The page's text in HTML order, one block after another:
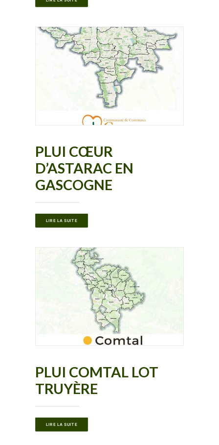
PLUI CŒUR
D’ASTARAC EN
GASCOGNE
LIRE LA SUITE
PLUI COMTAL LOT
TRUYÈRE
LIRE LA SUITE